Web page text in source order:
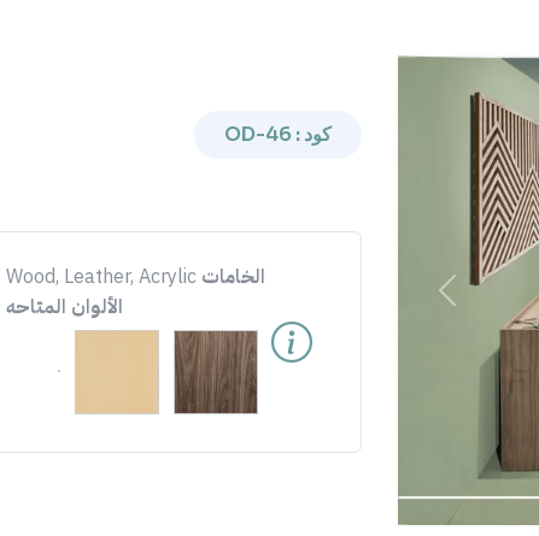
Previous
كود : OD-46
الخامات Wood, Leather, Acrylic
الألوان المتاحه